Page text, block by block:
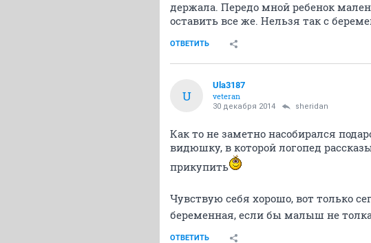
держала. Передо мной ребенок
оставить все же. Нельзя так с
ОТВЕТИТЬ
U
Ula3187
veteran
30 декабря 2014 sheridan
Как то не заметно насобирался
видюшку, в которой логопед
прикупить
Чувствую себя хорошо, вот только
беременная, если бы малыш не
ОТВЕТИТЬ